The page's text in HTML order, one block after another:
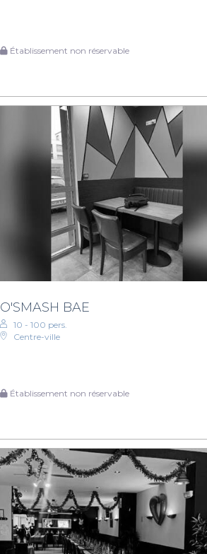
Établissement non réservable
O'SMASH BAE
10 - 100 pers.
Centre-ville
Établissement non réservable